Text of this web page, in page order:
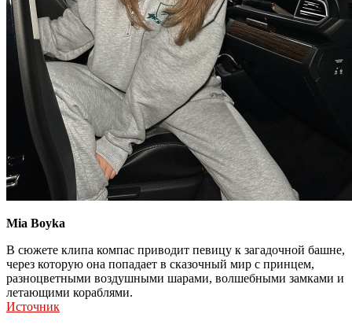
Mia Boyka
В сюжете клипа компас приводит певицу к загадочной башне,
через которую она попадает в сказочный мир с принцем,
разноцветными воздушными шарами, волшебными замками и
летающими кораблями.
Источник